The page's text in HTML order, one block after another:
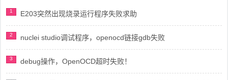
1 E203突然出现烧录运行程序失败求助
2 nuclei studio调试程序，openocd链接gdb失败
3 debug操作，OpenOCD超时失败！